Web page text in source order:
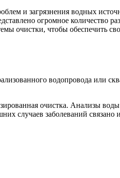
и загрязнения водных
огромное количество
очистки, чтобы обеспечить
водопровода или
очистка. Анализы
случаев заболеваний связано